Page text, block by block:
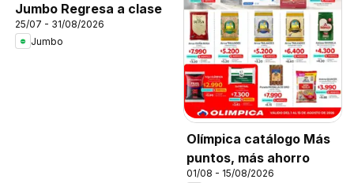
Jumbo Regresa a clase
25/07 - 31/08/2026
Jumbo
Olímpica catálogo Más
puntos, más ahorro
01/08 - 15/08/2026